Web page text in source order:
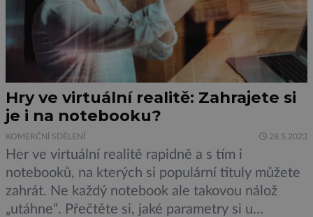
Hry ve virtuální realitě: Zahrajete si
je i na notebooku?
KOMERČNÍ SDĚLENÍ 28.5.2023
Her ve virtuální realitě rapidně a s tím i
notebooků, na kterých si populární tituly můžete
zahrát. Ne každý notebook ale takovou nálož
„utáhne“. Přečtěte si, jaké parametry si u